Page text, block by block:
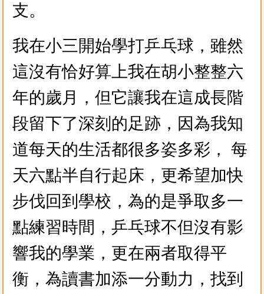
支。
我在小三開始學打乒乓球，雖然
這沒有恰好算上我在胡小整整六
年的歲月，但它讓我在這成長階
段留下了深刻的足跡，因為我知
道每天的生活都很多姿多彩， 每
天六點半自行起床，更希望加快
步伐回到學校，為的是爭取多一
點練習時間，乒乓球不但沒有影
響我的學業，更在兩者取得平
衡，為讀書加添一分動力，找到